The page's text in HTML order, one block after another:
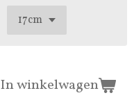
In winkelwagen